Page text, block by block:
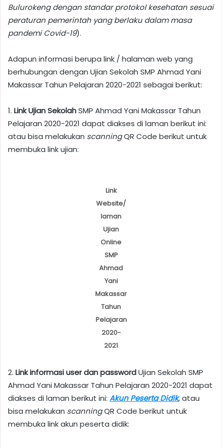
Bulurokeng dengan standar protokol kesehatan sesuai
peraturan pemerintah yang berlaku dalam masa
pandemi Covid-19).
Adapun informasi berupa link / halaman web yang
berhubungan dengan Ujian Sekolah SMP Ahmad Yani
Makassar Tahun Pelajaran 2020-2021 sebagai berikut:
1. Link Ujian SekolahSMP Ahmad Yani Makassar Tahun
Pelajaran 2020-2021 dapat diakses di laman berikut ini:
atau bisa melakukan scanningQR Code berikut untuk
membuka link ujian:
Link
Website/
laman
Ujian
Online
SMP
Ahmad
Yani
Makassar
Tahun
Pelajaran
2020-
2021
2. Link informasi user dan passwordUjian Sekolah SMP
Ahmad Yani Makassar Tahun Pelajaran 2020-2021 dapat
diakses di laman berikut ini: Akun Peserta Didik, atau
bisa melakukan scanningQR Code berikut untuk
membuka link akun peserta didik: